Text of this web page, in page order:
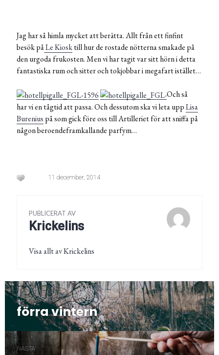
Jag har så himla mycket att berätta. Allt från ett finfint
besök påLe Kiosktill hur de rostade nötterna smakade på
den urgoda frukosten. Men vi har tagit var sitt hörn i detta
fantastiska rum och sitter och tokjobbar i megafart istället…
Och så
har vi en tågtid att passa. Och dessutom ska vi leta uppLisa
Burenius på som gick före oss till Artilleriet för att sniffa på
någon beroendeframkallande parfym…
11 december, 2014
PUBLICERAT AV
Krickelins
Visa allt av Krickelins
Inläggsnavigering
FÖREGÅENDE
Föregående
förra vintern
NÄSTA